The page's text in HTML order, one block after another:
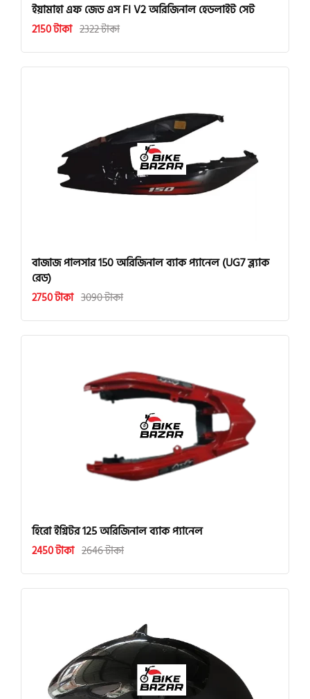
ইয়ামাহা এফ জেড এস FI V2 অরিজিনাল হেডলাইট সেট
2150 টাকা 2322 টাকা
বাজাজ পালসার 150 অরিজিনাল ব্যাক প্যানেল (UG7 ব্ল্যাক
রেড)
2750 টাকা 3090 টাকা
হিরো ইগ্নিটর 125 অরিজিনাল ব্যাক প্যানেল
2450 টাকা 2646 টাকা